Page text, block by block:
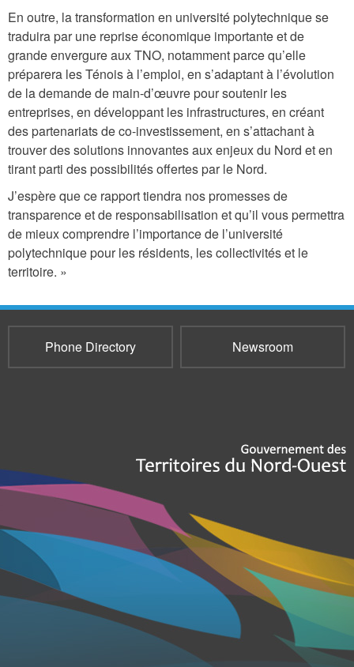
En outre, la transformation en université polytechnique se
traduira par une reprise économique importante et de
grande envergure aux TNO, notamment parce qu’elle
préparera les Ténois à l’emploi, en s’adaptant à l’évolution
de la demande de main-d’œuvre pour soutenir les
entreprises, en développant les infrastructures, en créant
des partenariats de co-investissement, en s’attachant à
trouver des solutions innovantes aux enjeux du Nord et en
tirant parti des possibilités offertes par le Nord.
J’espère que ce rapport tiendra nos promesses de
transparence et de responsabilisation et qu’il vous permettra
de mieux comprendre l’importance de l’université
polytechnique pour les résidents, les collectivités et le
territoire. »
Phone Directory Newsroom